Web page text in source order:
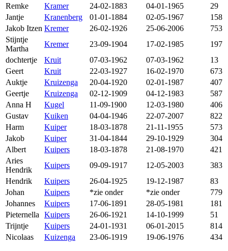
Remke
Kramer 24-02-1883 04-01-1965
29
Jantje
Kranenberg 01-01-1884 02-05-1967
158
Jakob Itzen Kremer 26-02-1926 25-06-2006
753
Stijntje
Martha
Kremer 23-09-1904 17-02-1985
197
dochtertje
Kruit 07-03-1962 07-03-1962
13
Geert
Kruit 22-03-1927 16-02-1970
673
Auktje
Kruizenga 20-04-1920 02-01-1987
407
Geertje
Kruizenga 02-12-1909 04-12-1983
587
Anna H
Kugel 11-09-1900 12-03-1980
406
Gustav
Kuiken 04-04-1946 22-07-2007
822
Harm
Kuiper 18-03-1878 21-11-1955
573
Jakob
Kuiper 31-04-1844 29-10-1929
304
Albert
Kuipers 18-03-1878 21-08-1970
421
Aries
Hendrik
Kuipers 09-09-1917 12-05-2003
383
Hendrik
Kuipers 26-04-1925 19-12-1987
83
Johan
Kuipers *zie onder *zie onder
779
Johannes
Kuipers 17-06-1891 28-05-1981
181
Pieternella
Kuipers 26-06-1921 14-10-1999
51
Trijntje
Kuipers 24-01-1931 06-01-2015
814
Nicolaas
Kuizenga 23-06-1919 19-06-1976 434